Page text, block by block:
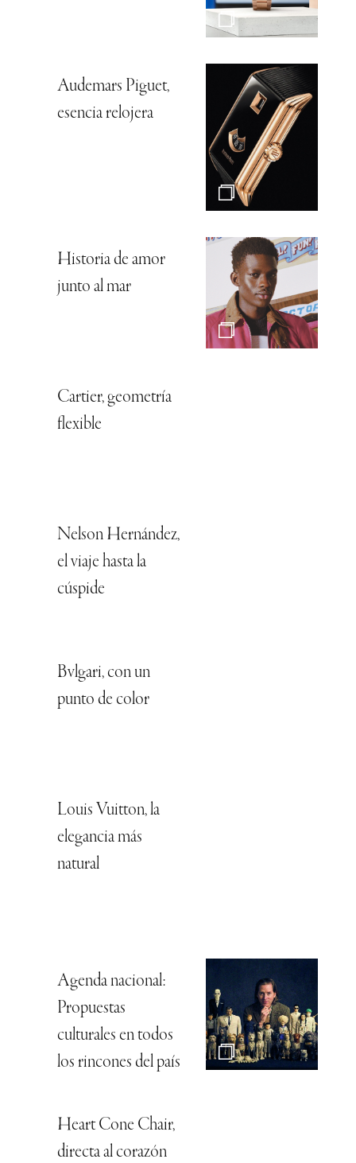
Audemars Piguet,
esencia relojera
Historia de amor
junto al mar
Cartier, geometría
flexible
Nelson Hernández,
el viaje hasta la
cúspide
Bvlgari, con un
punto de color
Louis Vuitton, la
elegancia más
natural
Agenda nacional:
Propuestas
culturales en todos
los rincones del país
Heart Cone Chair,
directa al corazón